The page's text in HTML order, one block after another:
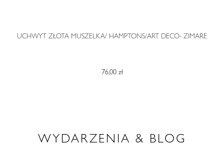
UCHWYT ZŁOTA MUSZELKA/ HAMPTONS/ART DECO- ZIMARE
76,00 zł
WYDARZENIA & BLOG